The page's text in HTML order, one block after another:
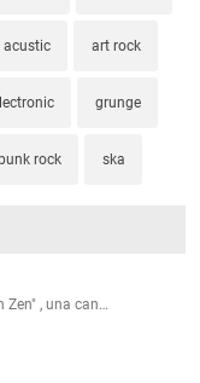
acustic art rock
grunge
rock ska
Zen" , una can…